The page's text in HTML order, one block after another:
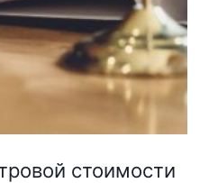
стоимости